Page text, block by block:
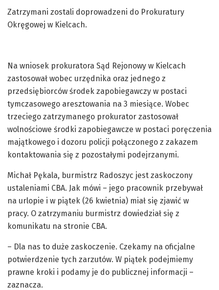
Zatrzymani zostali doprowadzeni do Prokuratury
Okręgowej w Kielcach.
Na wniosek prokuratora Sąd Rejonowy w Kielcach
zastosował wobec urzędnika oraz jednego z
przedsiębiorców środek zapobiegawczy w postaci
tymczasowego aresztowania na 3 miesiące. Wobec
trzeciego zatrzymanego prokurator zastosował
wolnościowe środki zapobiegawcze w postaci poręczenia
majątkowego i dozoru policji połączonego z zakazem
kontaktowania się z pozostałymi podejrzanymi.
Michał Pękala, burmistrz Radoszyc jest zaskoczony
ustaleniami CBA. Jak mówi – jego pracownik przebywał
na urlopie i w piątek (26 kwietnia) miał się zjawić w
pracy. O zatrzymaniu burmistrz dowiedział się z
komunikatu na stronie CBA.
– Dla nas to duże zaskoczenie. Czekamy na oficjalne
potwierdzenie tych zarzutów. W piątek podejmiemy
prawne kroki i podamy je do publicznej informacji –
zaznacza.